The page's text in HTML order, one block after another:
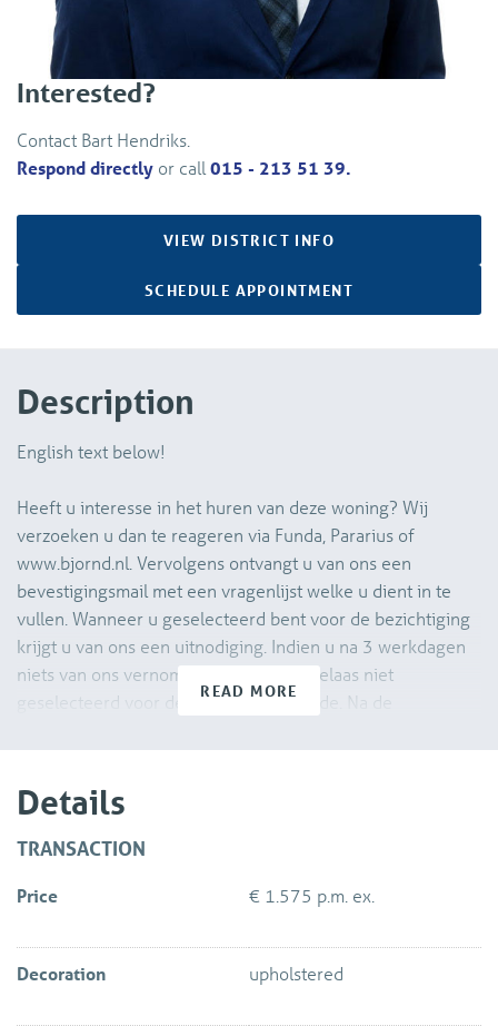
Interested?
Contact Bart Hendriks.
Respond directly or call 015 - 213 51 39.
VIEW DISTRICT INFO
SCHEDULE APPOINTMENT
Description
English text below!
Heeft u interesse in het huren van deze woning? Wij
verzoeken u dan te reageren via Funda, Pararius of
www.bjornd.nl. Vervolgens ontvangt u van ons een
bevestigingsmail met een vragenlijst welke u dient in te
vullen. Wanneer u geselecteerd bent voor de bezichtiging
krijgt u van ons een uitnodiging. Indien u na 3 werkdagen
niets van ons vernomen heeft bent u helaas niet
geselecteerd voor de bezichtigingsronde. Na de
weten of u daadwerkelijk interesse heeft om de woning te
huren. Wij zullen uw verzoek aan de verhuurder
voorleggen.
en luxueus gestoffeerd/deels gemeubileerd 2-kamer
verdieping in een bijzonder mooi gelegen boerderij nabij
het centrum van Delfgauw met de TU op fietsafstand!
READ MORE
Details
TRANSACTION
Price € 1.575 p.m. ex.
Decoration upholstered